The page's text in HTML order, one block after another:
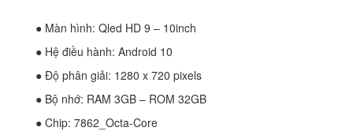
● Màn hình: Qled HD 9 – 10inch
● Hệ điều hành: Android 10
● Độ phân giải: 1280 x 720 pixels
● Bộ nhớ: RAM 3GB – ROM 32GB
● Chip: 7862_Octa-Core